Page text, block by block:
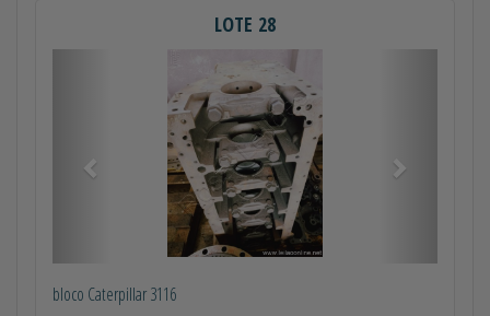
LOTE 28
bloco Caterpillar 3116